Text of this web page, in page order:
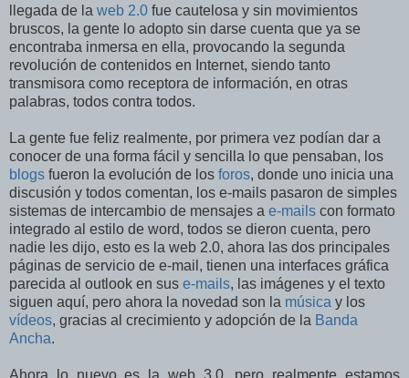
llegada de la web 2.0 fue cautelosa y sin movimientos
bruscos, la gente lo adopto sin darse cuenta que ya se
encontraba inmersa en ella, provocando la segunda
revolución de contenidos en Internet, siendo tanto
transmisora como receptora de información, en otras
palabras, todos contra todos.
La gente fue feliz realmente, por primera vez podían dar a
conocer de una forma fácil y sencilla lo que pensaban, los
blogs fueron la evolución de los foros, donde uno inicia una
discusión y todos comentan, los e-mails pasaron de simples
sistemas de intercambio de mensajes a e-mails con formato
integrado al estilo de word, todos se dieron cuenta, pero
nadie les dijo, esto es la web 2.0, ahora las dos principales
páginas de servicio de e-mail, tienen una interfaces gráfica
parecida al outlook en sus e-mails, las imágenes y el texto
siguen aquí, pero ahora la novedad son la música y los
vídeos, gracias al crecimiento y adopción de la Banda
Ancha.